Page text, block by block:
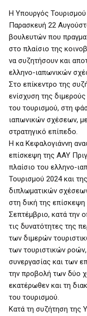
Η Υπουργός Τουρισμού
Παρασκευή 22
βουλευτών που
στο πλαίσιο της
να συζητήσουν και
ελληνο-ιαπωνικών
Στο επίκεντρο της
ενίσχυση της
του τουρισμού, στη
ιαπωνικών σχέσεων,
στρατηγικό επίπεδο.
Η κα Κεφαλογιάννη
επίσκεψη της ΑΑΥ
πλαίσιο του ελληνο-
Τουρισμού 2024 και
διπλωματικών
στη δική της
Σεπτέμβριο, κατά την
τις δυνατότητες της
των διμερών
των τουριστικών
συνεργασίας και των
την προβολή των δύο
εκατέρωθεν και τη
του τουρισμού.
Κατά τη συζήτηση της